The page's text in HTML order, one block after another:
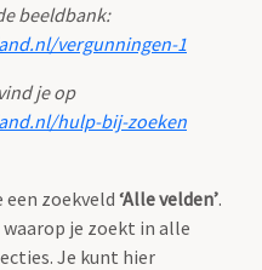
beeldbank:
vergunningen-1
je op
hulp-bij-zoeken
een zoekveld ‘Alle velden’.
je zoekt in alle
Je kunt hier